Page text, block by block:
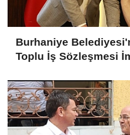
Burhaniye
Toplu İş Sözleşmesi